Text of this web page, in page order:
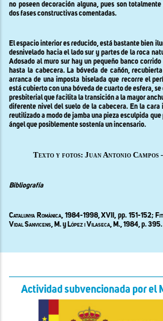
no poseen decoración alguna, pues son
dos fases constructivas comentadas.
El espacio interior es reducido, está bastante bien
desnivelado hacia el lado sur y partes de la roca
Adosado al muro sur hay un pequeño banco
hasta la cabecera. La bóveda de cañón,
arranca de una imposta biselada que recorre el
está cubierto con una bóveda de cuarto de esfera,
presbiterial que facilita la transición a la mayor
diferente nivel del suelo de la cabecera. En la
reutilizado a modo de jamba una pieza esculpida
ángel que posiblemente sostenía un incensario.
Texto y fotos: Juan Antonio
Bibliografía
Catalunya Romànica, 1984-1998, XVII, pp. 151-152;
Vidal Sanvicens, M.y López i Vilaseca, M., 1984, p. 395.
Actividad subvencionada por el